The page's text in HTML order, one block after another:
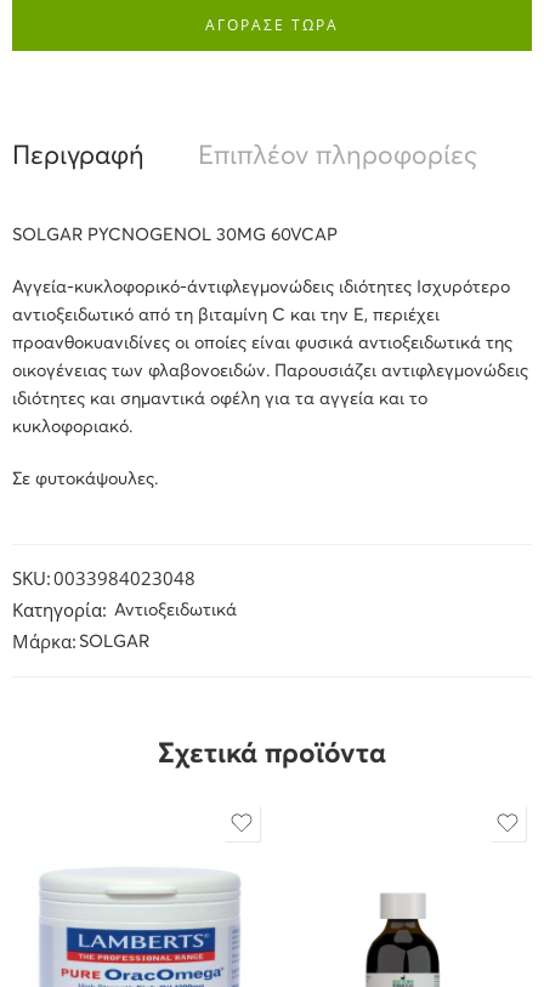
ΑΓΟΡΑΣΕ ΤΩΡΑ
Περιγραφή Επιπλέον πληροφορίες
SOLGAR PYCNOGENOL 30MG 60VCAP
Αγγεία-κυκλοφορικό-άντιφλεγμονώδεις ιδιότητες Ισχυρότερο
αντιοξειδωτικό από τη βιταμίνη C και την Ε, περιέχει
προανθοκυανιδίνες οι οποίες είναι φυσικά αντιοξειδωτικά της
οικογένειας των φλαβονοειδών. Παρουσιάζει αντιφλεγμονώδεις
ιδιότητες και σημαντικά οφέλη για τα αγγεία και το
κυκλοφοριακό.
Σε φυτοκάψουλες.
SKU:0033984023048
Κατηγορία: Αντιοξειδωτικά
Μάρκα: SOLGAR
Σχετικά προϊόντα